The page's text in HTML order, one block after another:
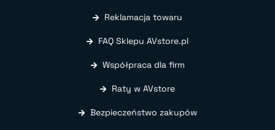
Reklamacja towaru
FAQ Sklepu AVstore.pl
Współpraca dla firm
Raty w AVstore
Bezpieczeństwo zakupów